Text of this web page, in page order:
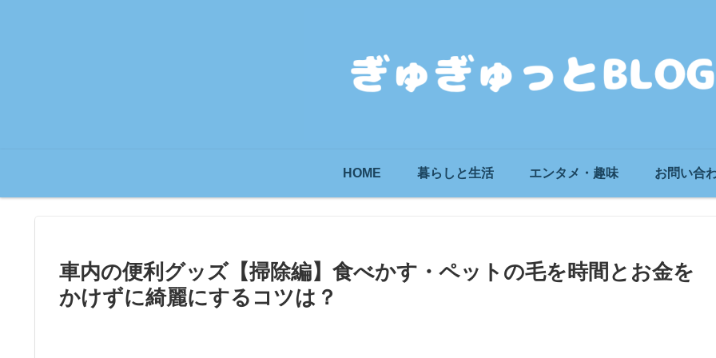
HOME 暮らしと生活 エンタメ・趣味 お問い合
車内の便利グッズ【掃除編】食べかす・ペットの毛を時間とお金を
かけずに綺麗にするコツは？